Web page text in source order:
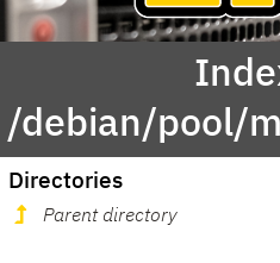
/debian/pool/
Directories
Parent directory